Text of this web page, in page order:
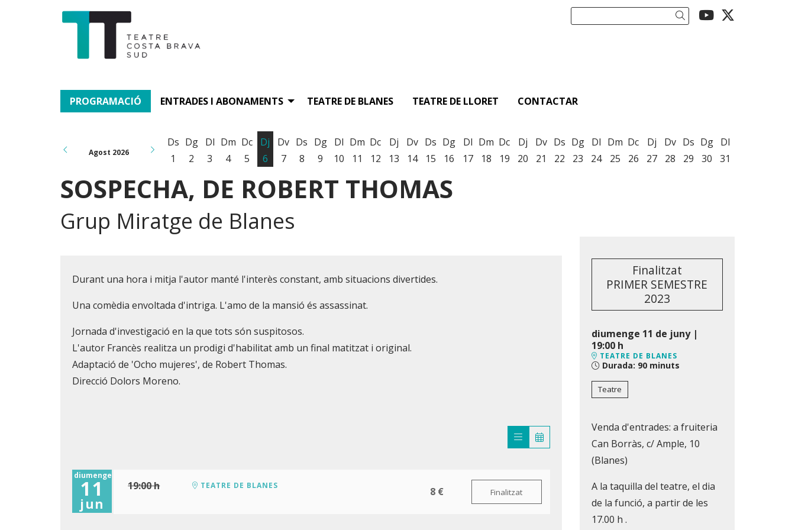
Link a
Cercar
PROGRAMACIÓ ENTRADES I ABONAMENTS TEATRE DE BLANES TEATRE DE LLORET CONTACTAR
Agost 2026
Ds
1
Dg
2
Dl
3
Dm
4
Dc
5
Dj
6
Dv
7
Ds
8
Dg
9
Dl
10
Dm
11
Dc
12
Dj
13
Dv
14
Ds
15
Dg
16
Dl
17
Dm
18
Dc
19
Dj
20
Dv
21
Ds
22
Dg
23
Dl
24
Dm
25
Dc
26
Dj
27
Dv
28
Ds
29
Dg
30
Dl
31
SOSPECHA, DE ROBERT THOMAS
Grup Miratge de Blanes
Finalitzat
PRIMER SEMESTRE
2023
diumenge 11 de juny|
19:00 h
TEATRE DE BLANES
Durada: 90 minuts
Teatre
Venda d'entrades: a fruiteria
Can Borràs, c/ Ample, 10
(Blanes)
A la taquilla del teatre, el dia
de la funció, a partir de les
17.00 h .
Durant una hora i mitja l'autor manté l'interès constant, amb situacions divertides.
Una comèdia envoltada d'intriga. L'amo de la mansió és assassinat.
Jornada d'investigació en la que tots són suspitosos.
L'autor Francès realitza un prodigi d'habilitat amb un final matitzat i original.
Adaptació de 'Ocho mujeres', de Robert Thomas.
Direcció Dolors Moreno.
diumenge
11
jun
19:00 h TEATRE DE BLANES 8 € Finalitzat